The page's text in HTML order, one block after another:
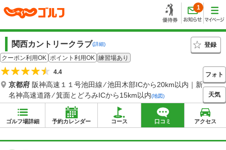
1
関西カントリークラブ(詳細)
登録
クーポン利用OK ポイント利用OK 練習場あり
4.4
京都府 阪神高速１１号池田線 ⁄ 池田木部ICから20km以内｜新
名神高速道路 ⁄ 箕面とどろみICから15km以内(地図)
フォト
天気
ゴルフ場詳細 予約カレンダー コース 口コミ アクセス